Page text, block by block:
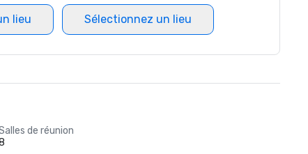
lieu Sélectionnez un lieu
de réunion